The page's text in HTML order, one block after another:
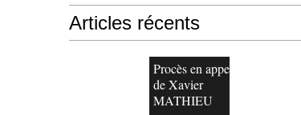
Articles récents
Procès en appel
de Xavier
MATHIEU